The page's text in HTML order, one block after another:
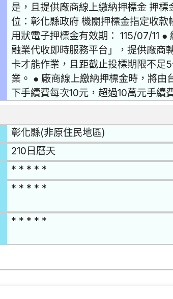
是，且提供廠商線上繳納押標金 押
位：彰化縣政府 機關押標金指定收
用狀電子押標金有效期： 115/07/11
融業代收即時服務平台」，提供廠商
卡才能作業，且距截止投標期限不足
業。 ● 廠商線上繳納押標金時，將由
下手續費每次10元，超過10萬元手續
彰化縣(非原住民地區)
210日曆天
* * * * *
* * * * *
* * * * *